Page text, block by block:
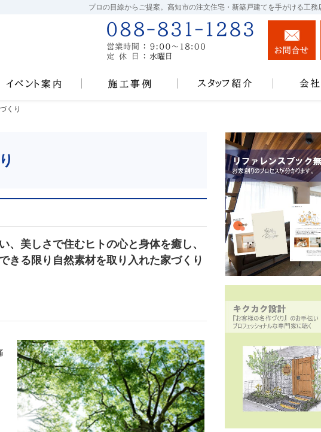
くり
プロの目線からご提案。高知市の注文住宅・新築戸建てを手がける工務
、美しさで住むヒトの心と身体を癒し、
きる限り自然素材を取り入れた家づくり
088-
営業時
くり